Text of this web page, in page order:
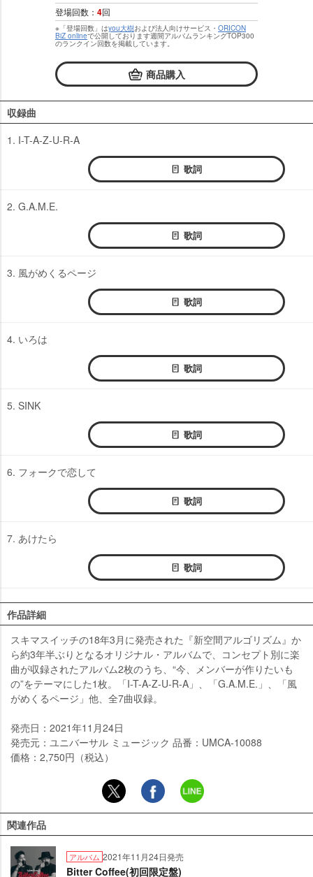
登場回数： 4回
※「登場回数」はyou大樹および法人向けサービス・ ORICON
BiZ onlineで公開しております週間アルバムランキングTOP300
のランクイン回数を掲載しています。
商品購入
収録曲
1. I-T-A-Z-U-R-A
歌詞
2. G.A.M.E.
歌詞
3. 風がめくるページ
歌詞
4. いろは
歌詞
5. SINK
歌詞
6. フォークで恋して
歌詞
7. あけたら
歌詞
作品詳細
スキマスイッチの18年3月に発売された『新空間アルゴリズム』か
ら約3年半ぶりとなるオリジナル・アルバムで、コンセプト別に楽
曲が収録されたアルバム2枚のうち、“今、メンバーが作りたいも
の”をテーマにした1枚。「I-T-A-Z-U-R-A」、「G.A.M.E.」、「風
がめくるページ」他、全7曲収録。
発売日：2021年11月24日
発売元：ユニバーサル ミュージック 品番：UMCA-10088
価格：2,750円（税込）
関連作品
アルバム 2021年11月24日発売
Bitter Coffee(初回限定盤)